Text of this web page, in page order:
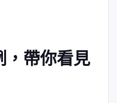
，帶你看見